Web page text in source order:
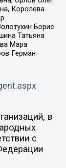
Королева
Борис
Татьяна
Мара
Герман
в
с